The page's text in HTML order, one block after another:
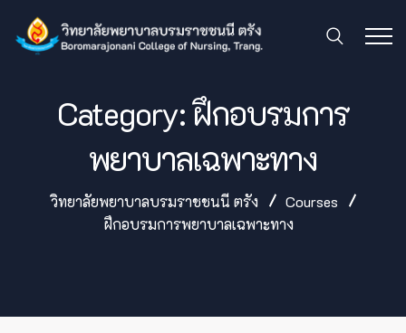
Category:ฝึกอบรมการ
พยาบาลเฉพาะทาง
วิทยาลัยพยาบาลบรมราชชนนี ตรัง
Courses
ฝึกอบรมการพยาบาลเฉพาะทาง